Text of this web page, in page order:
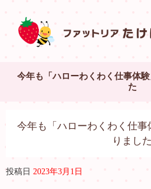
今年も「ハローわくわく仕事体
た
今年も「ハローわくわく仕事
りました
投稿日 2023年3月1日